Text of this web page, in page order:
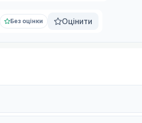
Без оцінки Оцінити